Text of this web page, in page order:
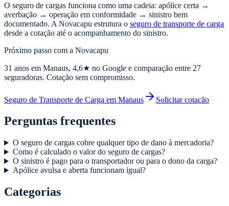
O seguro de cargas funciona como uma cadeia: apólice certa →
averbação → operação em conformidade → sinistro bem
documentado. A Novacapu estrutura o seguro de transporte de carga
desde a cotação até o acompanhamento do sinistro.
Próximo passo com a Novacapu
31 anos em Manaus, 4,6★ no Google e comparação entre 27
seguradoras. Cotação sem compromisso.
Seguro de Transporte de Carga em Manaus Solicitar cotação
Perguntas frequentes
O seguro de cargas cobre qualquer tipo de dano à mercadoria?
Como é calculado o valor do seguro de cargas?
O sinistro é pago para o transportador ou para o dono da carga?
Apólice avulsa e aberta funcionam igual?
Categorias